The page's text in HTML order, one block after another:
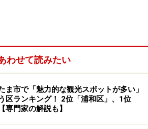
販店
わせて読みたい
ま市で「魅力的な観光スポットが多い」
区ランキング！ 2位「浦和区」、1位
専門家の解説も】